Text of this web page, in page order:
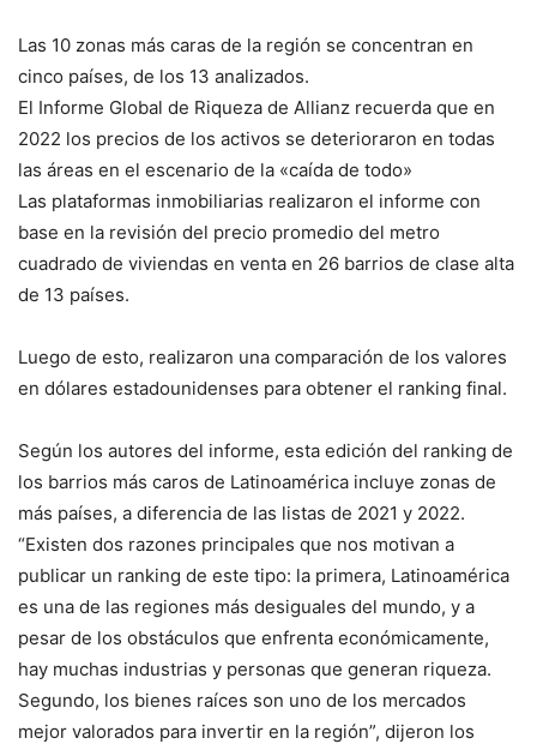
Las 10 zonas más caras de la región se concentran en
cinco países, de los 13 analizados.
El Informe Global de Riqueza de Allianz recuerda que en
2022 los precios de los activos se deterioraron en todas
las áreas en el escenario de la «caída de todo»
Las plataformas inmobiliarias realizaron el informe con
base en la revisión del precio promedio del metro
cuadrado de viviendas en venta en 26 barrios de clase alta
de 13 países.
Luego de esto, realizaron una comparación de los valores
en dólares estadounidenses para obtener el ranking final.
Según los autores del informe, esta edición del ranking de
los barrios más caros de Latinoamérica incluye zonas de
más países, a diferencia de las listas de 2021 y 2022.
“Existen dos razones principales que nos motivan a
publicar un ranking de este tipo: la primera, Latinoamérica
es una de las regiones más desiguales del mundo, y a
pesar de los obstáculos que enfrenta económicamente,
hay muchas industrias y personas que generan riqueza.
Segundo, los bienes raíces son uno de los mercados
mejor valorados para invertir en la región”, dijeron los